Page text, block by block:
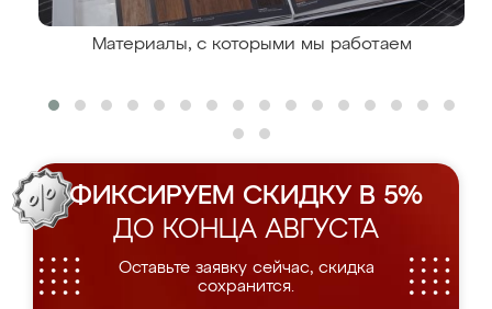
Материалы, с которыми мы работаем
ФИКСИРУЕМ СКИДКУ В 5%
ДО КОНЦА АВГУСТА
Оставьте заявку сейчас, скидка
сохранится.